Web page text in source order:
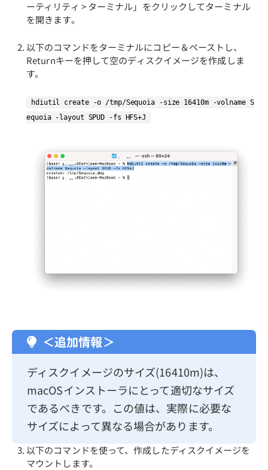
ーティリティ > ターミナル」をクリックしてターミナル
を開きます。
以下のコマンドをターミナルにコピー＆ペーストし、
Returnキーを押して空のディスクイメージを作成しま
す。
hdiutil create -o /tmp/Sequoia -size 16410m -volname S
equoia -layout SPUD -fs HFS+J
＜追加情報＞
ディスクイメージのサイズ(16410m)は、
macOSインストーラにとって適切なサイズ
であるべきです。この値は、実際に必要な
サイズによって異なる場合があります。
以下のコマンドを使って、作成したディスクイメージを
マウントします。